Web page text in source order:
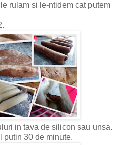
rulam si le-ntidem cat putem
in tava de silicon sau unsa.
putin 30 de minute.